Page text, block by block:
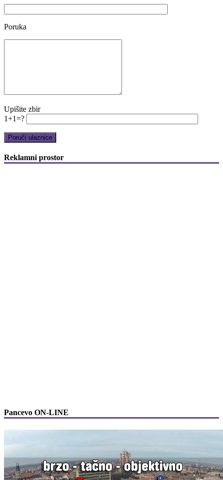
Poruka
Upišite zbir
1+1=?
Reklamni prostor
Pancevo ON-LINE